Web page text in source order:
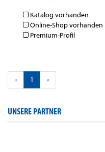
Katalog vorhanden
Online-Shop vorhanden
Premium-Profil
« 1 »
UNSERE PARTNER